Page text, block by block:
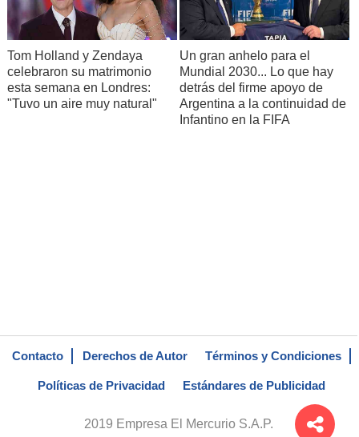
Tom Holland y Zendaya
celebraron su matrimonio
esta semana en Londres:
"Tuvo un aire muy natural"
Un gran anhelo para el
Mundial 2030... Lo que hay
detrás del firme apoyo de
Argentina a la continuidad de
Infantino en la FIFA
Contacto Derechos de Autor Términos y Condiciones
Políticas de Privacidad Estándares de Publicidad
2019 Empresa El Mercurio S.A.P.